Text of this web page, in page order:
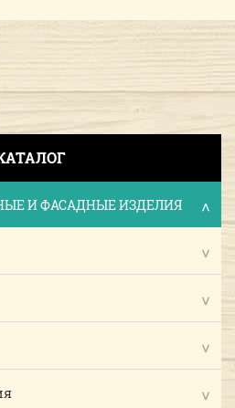
И ФАСАДНЫЕ ИЗДЕЛИЯ